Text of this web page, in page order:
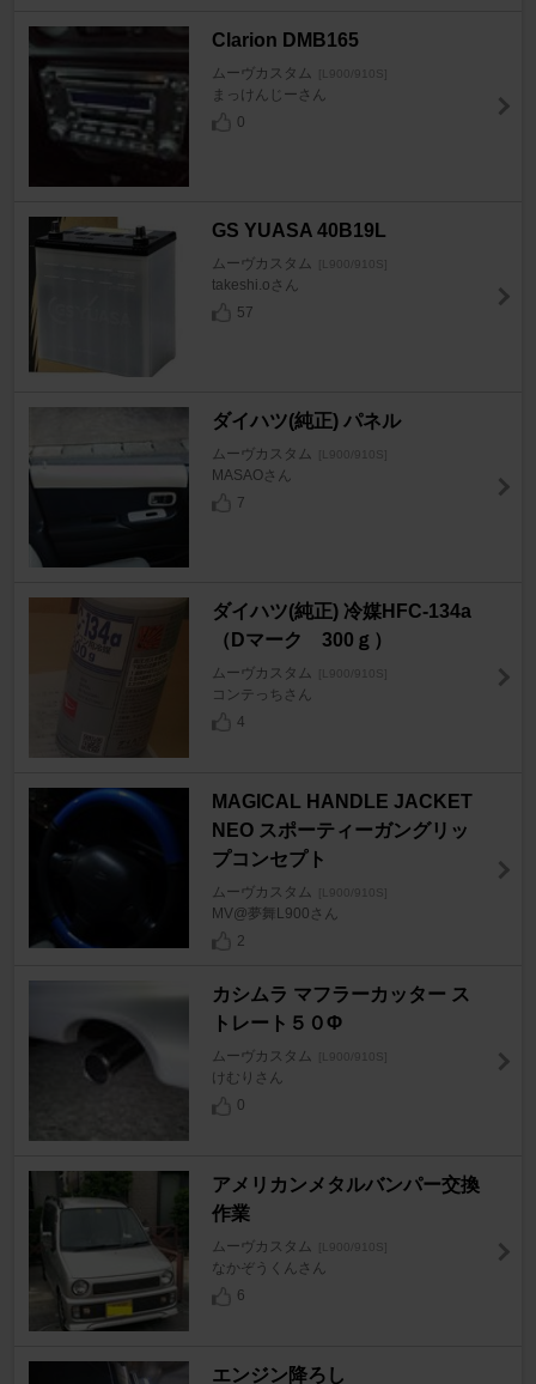
Clarion DMB165
ムーヴカスタム [L900/910S]
まっけんじーさん
0
GS YUASA 40B19L
ムーヴカスタム [L900/910S]
takeshi.oさん
57
ダイハツ(純正) パネル
ムーヴカスタム [L900/910S]
MASAOさん
7
ダイハツ(純正) 冷媒HFC-134a
（Dマーク 300ｇ）
ムーヴカスタム [L900/910S]
コンテっちさん
4
MAGICAL HANDLE JACKET
NEO スポーティーガングリッ
プコンセプト
ムーヴカスタム [L900/910S]
MV@夢舞L900さん
2
カシムラ マフラーカッター ス
トレート５０Φ
ムーヴカスタム [L900/910S]
けむりさん
0
アメリカンメタルバンパー交換
作業
ムーヴカスタム [L900/910S]
なかぞうくんさん
6
エンジン降ろし